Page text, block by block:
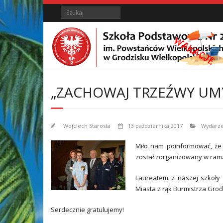
Skip
to
Content
Skip
to
content
Search
„ZACHOWAJ TRZEŹWY
Wojciech Starosta 13 października 2017
Miło nam poinformować,
został zorganizowany w
Laureatem z naszej
Miasta z rąk Burmistrza
Serdecznie gratulujemy!